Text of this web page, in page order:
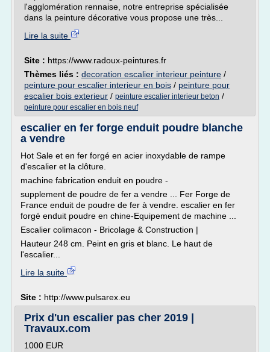
l'agglomération rennaise, notre entreprise spécialisée
dans la peinture décorative vous propose une très...
Lire la suite
Site : https://www.radoux-peintures.fr
Thèmes liés : decoration escalier interieur peinture /
peinture pour escalier interieur en bois / peinture pour
escalier bois exterieur / peinture escalier interieur beton /
peinture pour escalier en bois neuf
escalier en fer forge enduit poudre blanche
a vendre
Hot Sale et en fer forgé en acier inoxydable de rampe
d'escalier et la clôture.
machine fabrication enduit en poudre -
supplement de poudre de fer a vendre ... Fer Forge de
France enduit de poudre de fer à vendre. escalier en fer
forgé enduit poudre en chine-Equipement de machine ...
Escalier colimacon - Bricolage & Construction |
Hauteur 248 cm. Peint en gris et blanc. Le haut de
l'escalier...
Lire la suite
Site : http://www.pulsarex.eu
Prix d'un escalier pas cher 2019 |
Travaux.com
1000 EUR